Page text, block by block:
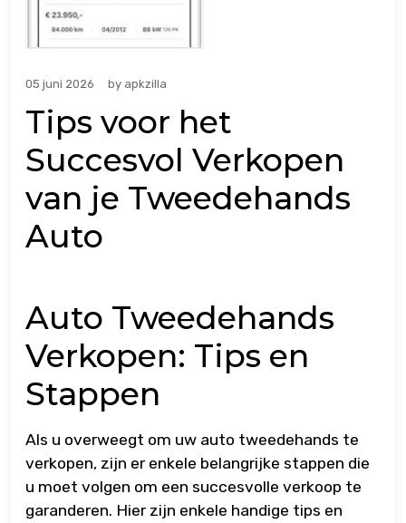
05 juni 2026 by apkzilla
Tips voor het
Succesvol Verkopen
van je Tweedehands
Auto
Auto Tweedehands
Verkopen: Tips en
Stappen
Als u overweegt om uw auto tweedehands te
verkopen, zijn er enkele belangrijke stappen die
u moet volgen om een succesvolle verkoop te
garanderen. Hier zijn enkele handige tips en